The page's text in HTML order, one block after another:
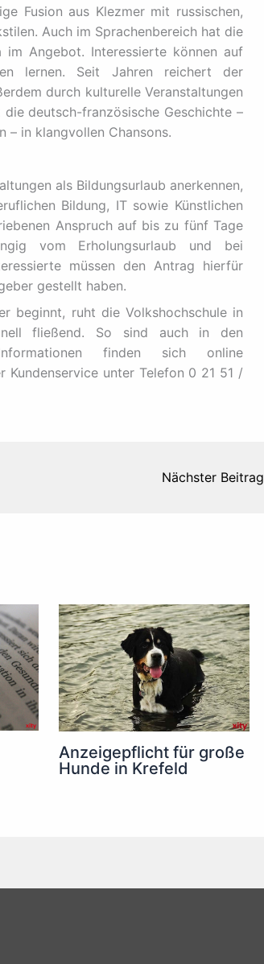
Fusion aus Klezmer mit russischen,
Auch im Sprachenbereich hat die
im Angebot. Interessierte können auf
lernen. Seit Jahren reichert der
durch kulturelle Veranstaltungen
deutsch-französische Geschichte –
– in klangvollen Chansons.
als Bildungsurlaub anerkennen,
Bildung, IT sowie Künstlichen
Anspruch auf bis zu fünf Tage
vom Erholungsurlaub und bei
müssen den Antrag hierfür
gestellt haben.
beginnt, ruht die Volkshochschule in
fließend. So sind auch in den
finden sich online
Kundenservice unter Telefon 0 21 51 /
Nächster Beitrag
Anzeigepflicht für große
Hunde in Krefeld